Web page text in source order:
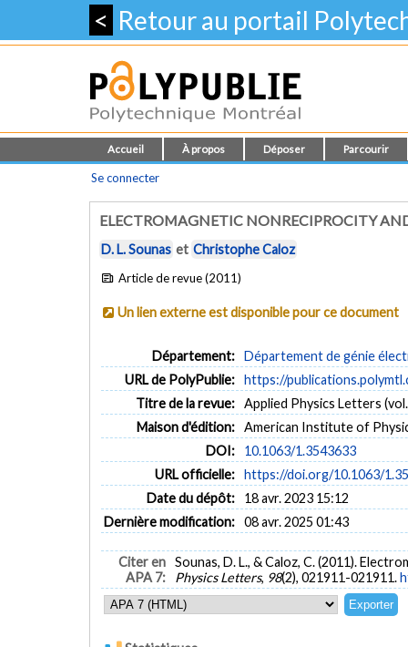
< Retour au portail
Accueil À propos Déposer Parcourir
Se connecter
ELECTROMAGNETIC NONRECIPROCITY
D. L. Sounas et Christophe Caloz
Article de revue (2011)
Un lien externe est disponible pour ce document
Département: Département de génie
URL de PolyPublie: https://
Titre de la revue: Applied Physics Letters
Maison d'édition: American Institute of
DOI:
10.1063/1.3543633
URL officielle: https://doi.org/10.1063/
Date du dépôt:
18 avr. 2023 15:12
Dernière modification: 08 avr. 2025 01:43
Citer en
APA 7:
Sounas, D. L., & Caloz, C. (2011).
Physics Letters, 98(2), 021911-021911.